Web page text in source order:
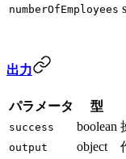
numberOfEmployees
出力
パラメータ 型
success boolean
output object